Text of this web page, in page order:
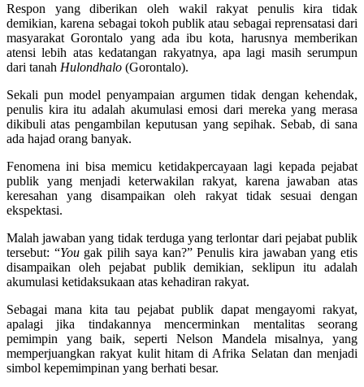
Respon yang diberikan oleh wakil rakyat penulis kira tidak
demikian, karena sebagai tokoh publik atau sebagai reprensatasi dari
masyarakat Gorontalo yang ada ibu kota, harusnya memberikan
atensi lebih atas kedatangan rakyatnya, apa lagi masih serumpun
dari tanah Hulondhalo (Gorontalo).
Sekali pun model penyampaian argumen tidak dengan kehendak,
penulis kira itu adalah akumulasi emosi dari mereka yang merasa
dikibuli atas pengambilan keputusan yang sepihak. Sebab, di sana
ada hajad orang banyak.
Fenomena ini bisa memicu ketidakpercayaan lagi kepada pejabat
publik yang menjadi keterwakilan rakyat, karena jawaban atas
keresahan yang disampaikan oleh rakyat tidak sesuai dengan
ekspektasi.
Malah jawaban yang tidak terduga yang terlontar dari pejabat publik
tersebut: “Yougak pilih saya kan?” Penulis kira jawaban yang etis
disampaikan oleh pejabat publik demikian, seklipun itu adalah
akumulasi ketidaksukaan atas kehadiran rakyat.
Sebagai mana kita tau pejabat publik dapat mengayomi rakyat,
apalagi jika tindakannya mencerminkan mentalitas seorang
pemimpin yang baik, seperti Nelson Mandela misalnya, yang
memperjuangkan rakyat kulit hitam di Afrika Selatan dan menjadi
simbol kepemimpinan yang berhati besar.